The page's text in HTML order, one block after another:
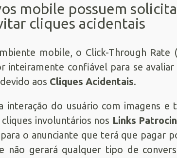
mobile possuem
cliques acidentais
mobile, o Click-Through Rate
confiável para se avaliar
aos Cliques Acidentais.
do usuário com imagens e
involuntários nos Links
o anunciante que terá que pagar
não gerará qualquer tipo de